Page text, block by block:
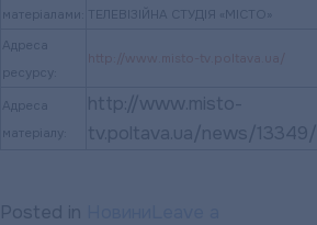
матеріалами:
ТЕЛЕВІЗІЙНА СТУДІЯ «МІСТО»
Адреса
ресурсу:
http://www.misto-tv.poltava.ua/
Адреса
матеріалу:
http://www.misto-
tv.poltava.ua/news/13349/
Posted in